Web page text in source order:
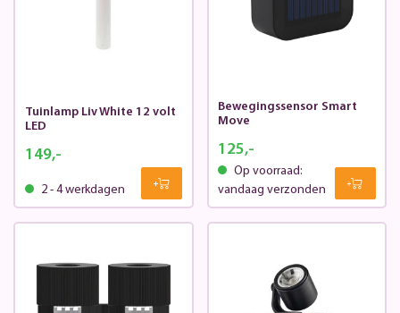
Tuinlamp Liv White 12 volt
LED
149,-
2 - 4 werkdagen
Bewegingssensor Smart
Move
125,-
Op voorraad:
vandaag verzonden